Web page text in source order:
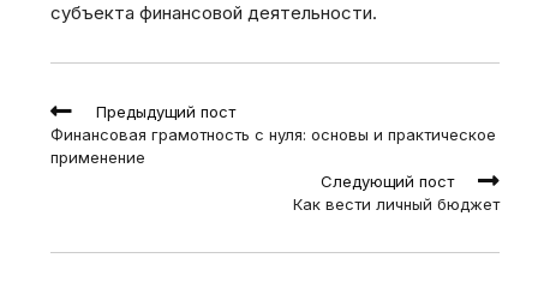
субъекта финансовой деятельности.
Read
more
articles
Предыдущий пост
Финансовая грамотность с нуля: основы и практическое
применение
Следующий пост
Как вести личный бюджет